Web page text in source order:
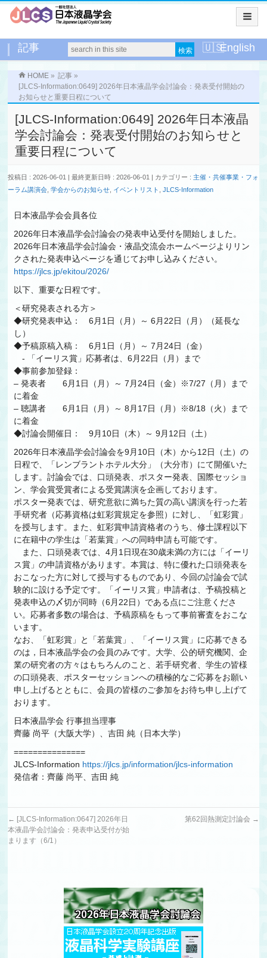
記事 English
HOME » 記事 »
[JLCS-Information:0649] 2026年日本液晶学会討論会：発表受付開始の
お知らせと重要日程について
[JLCS-Information:0649] 2026年日本液晶
学会討論会：発表受付開始のお知らせと
重要日程について
投稿日 : 2026-06-01 最終更新日時 : 2026-06-01 カテゴリー :主催・共催事業・フォ
ーラム講演会 ,学会からのお知らせ イベントリスト ,JLCS-Information
日本液晶学会会員各位
2026年日本液晶学会討論会の発表申込受付を開始しました。
2026年日本液晶学会討論会・液晶交流会ホームページよりリン
クされた発表申込ページを通じてお申し込みください。
https://jlcs.jp/ekitou/2026/
以下、重要な日程です。
＜研究発表される方＞
◆研究発表申込： 6月1日（月）～ 6月22日（月）（延長な
し）
◆予稿原稿入稿： 6月1日（月）～ 7月24日（金）
- 「イーリス賞」応募者は、6月22日（月）まで
◆事前参加登録：
– 発表者 6月1日（月）～ 7月24日（金）※7/27（月）まで
に着金
– 聴講者 6月1日（月）～ 8月17日（月）※8/18（火）まで
に着金
◆討論会開催日： 9月10日（木）～ 9月12日（土）
2026年日本液晶学会討論会を9月10日（木）から12日（土）の
日程で、「レンブラントホテル大分」（大分市）にて開催いた
します。討論会では、口頭発表、ポスター発表、国際セッショ
ン、学会賞受賞者による受賞講演を企画しております。
ポスター発表では、研究意欲に満ちた質の高い講演を行った若
手研究者（応募資格は虹彩賞規定を参照）に対し、「虹彩賞」
を授与します。また、虹彩賞申請資格者のうち、修士課程以下
に在籍中の学生は「若葉賞」への同時申請も可能です。
また、口頭発表では、4月1日現在30歳未満の方には「イーリ
ス賞」の申請資格があります。本賞は、特に優れた口頭発表を
おこなった方に対して授与するものであり、今回の討論会で試
験的に設ける予定です。「イーリス賞」申請者は、予稿投稿と
発表申込の〆切が同時（6月22日）である点にご注意くださ
い。応募者多数の場合は、予稿原稿をもって事前審査をおこな
います。
なお、「虹彩賞」と「若葉賞」、「イーリス賞」に応募できる
のは，日本液晶学会の会員のみです。大学、公的研究機関、企
業の研究者の方々はもちろんのこと、若手研究者、学生の皆様
の口頭発表、ポスターセッションへの積極的なご応募をお願い
申し上げるとともに、会員の皆様のご参加をお待ち申し上げて
おります。
日本液晶学会 行事担当理事
齊藤 尚平（大阪大学）、吉田 純（日本大学）
===============
JLCS-Information https://jlcs.jp/information/jlcs-information
発信者：齊藤 尚平、吉田 純
← [JLCS-Information:0647] 2026年日
本液晶学会討論会：発表申込受付が始
まります（6/1）
第62回熱測定討論会 →